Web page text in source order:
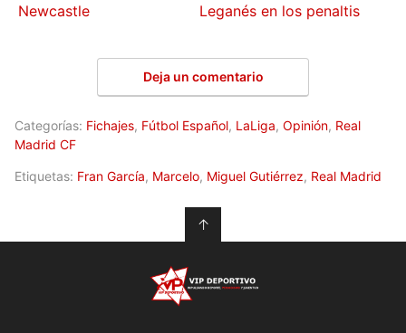
Newcastle
Leganés en los penaltis
Deja un comentario
Categorías: Fichajes, Fútbol Español, LaLiga, Opinión, Real
Madrid CF
Etiquetas: Fran García, Marcelo, Miguel Gutiérrez, Real Madrid
↑